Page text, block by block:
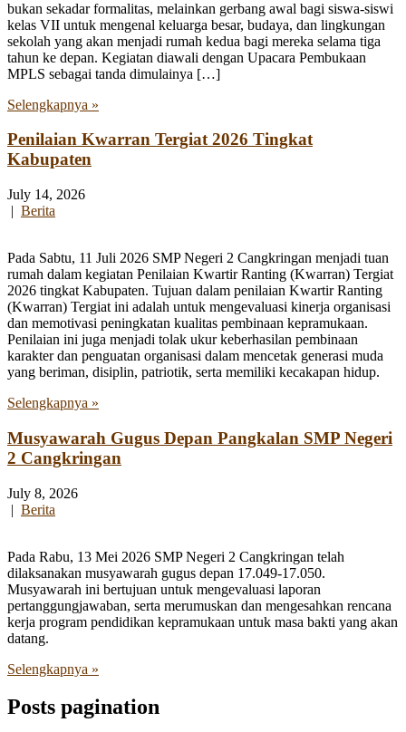
bukan sekadar formalitas, melainkan gerbang awal bagi siswa-siswi
kelas VII untuk mengenal keluarga besar, budaya, dan lingkungan
sekolah yang akan menjadi rumah kedua bagi mereka selama tiga
tahun ke depan. Kegiatan diawali dengan Upacara Pembukaan
MPLS sebagai tanda dimulainya […]
Selengkapnya »
Penilaian Kwarran Tergiat 2026 Tingkat
Kabupaten
July 14, 2026
| Berita
Pada Sabtu, 11 Juli 2026 SMP Negeri 2 Cangkringan menjadi tuan
rumah dalam kegiatan Penilaian Kwartir Ranting (Kwarran) Tergiat
2026 tingkat Kabupaten. Tujuan dalam penilaian Kwartir Ranting
(Kwarran) Tergiat ini adalah untuk mengevaluasi kinerja organisasi
dan memotivasi peningkatan kualitas pembinaan kepramukaan.
Penilaian ini juga menjadi tolak ukur keberhasilan pembinaan
karakter dan penguatan organisasi dalam mencetak generasi muda
yang beriman, disiplin, patriotik, serta memiliki kecakapan hidup.
Selengkapnya »
Musyawarah Gugus Depan Pangkalan SMP Negeri
2 Cangkringan
July 8, 2026
| Berita
Pada Rabu, 13 Mei 2026 SMP Negeri 2 Cangkringan telah
dilaksanakan musyawarah gugus depan 17.049-17.050.
Musyawarah ini bertujuan untuk mengevaluasi laporan
pertanggungjawaban, serta merumuskan dan mengesahkan rencana
kerja program pendidikan kepramukaan untuk masa bakti yang akan
datang.
Selengkapnya »
Posts pagination